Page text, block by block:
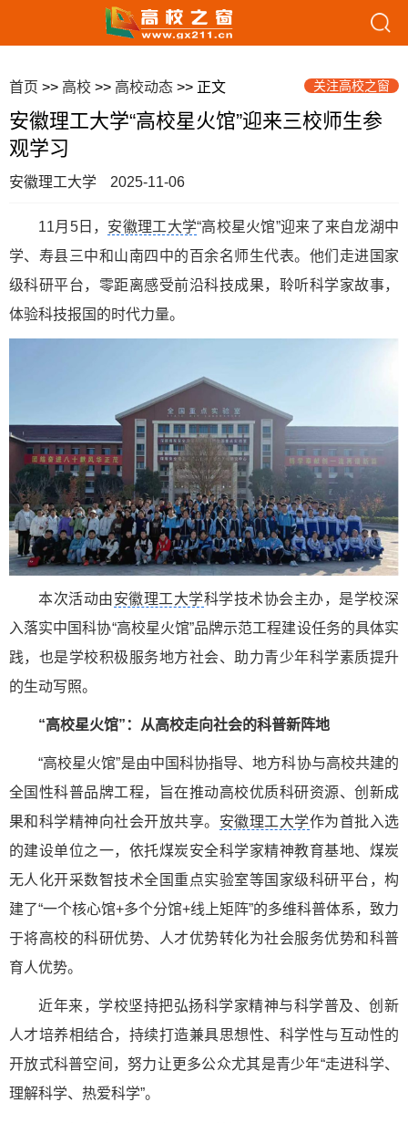
首页 >> 高校 >> 高校动态 >> 正文 关注高校之窗
安徽理工大学“高校星火馆”迎来三校师生参
观学习
安徽理工大学 2025-11-06
11月5日， 安徽理工大学“高校星火馆”迎来了来自龙湖中
学、寿县三中和山南四中的百余名师生代表。他们走进国家
级科研平台，零距离感受前沿科技成果，聆听科学家故事，
体验科技报国的时代力量。
本次活动由安徽理工大学科学技术协会主办，是学校深
入落实中国科协“高校星火馆”品牌示范工程建设任务的具体实
践，也是学校积极服务地方社会、助力青少年科学素质提升
的生动写照。
“高校星火馆”：从高校走向社会的科普新阵地
“高校星火馆”是由中国科协指导、地方科协与高校共建的
全国性科普品牌工程，旨在推动高校优质科研资源、创新成
果和科学精神向社会开放共享。 安徽理工大学作为首批入选
的建设单位之一，依托煤炭安全科学家精神教育基地、煤炭
无人化开采数智技术全国重点实验室等国家级科研平台，构
建了“一个核心馆+多个分馆+线上矩阵”的多维科普体系，致力
于将高校的科研优势、人才优势转化为社会服务优势和科普
育人优势。
近年来，学校坚持把弘扬科学家精神与科学普及、创新
人才培养相结合，持续打造兼具思想性、科学性与互动性的
开放式科普空间，努力让更多公众尤其是青少年“走进科学、
理解科学、热爱科学”。